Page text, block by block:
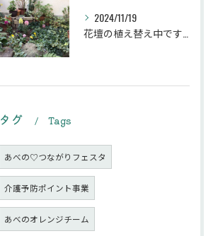
2024/11/19
タグ Tags
あべの♡つながりフェスタ
介護予防ポイント事業
あべのオレンジチーム